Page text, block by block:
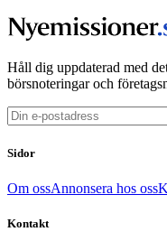
Håll dig uppdaterad med
börsnoteringar och
Sidor
Om ossAnnonsera hos oss
Kontakt